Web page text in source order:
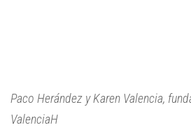
Paco Herández y Karen Valencia,
ValenciaH